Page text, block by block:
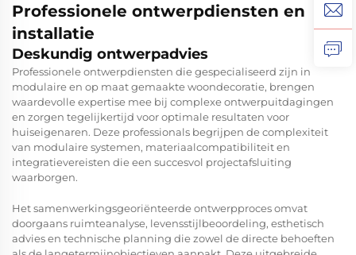
Professionele ontwerpdiensten en
installatie
Deskundig ontwerpadvies
Professionele ontwerpdiensten die gespecialiseerd zijn in
modulaire en op maat gemaakte woondecoratie, brengen
waardevolle expertise mee bij complexe ontwerpuitdagingen
en zorgen tegelijkertijd voor optimale resultaten voor
huiseigenaren. Deze professionals begrijpen de complexiteit
van modulaire systemen, materiaalcompatibiliteit en
integratievereisten die een succesvol projectafsluiting
waarborgen.
Het samenwerkingsgeoriënteerde ontwerpproces omvat
doorgaans ruimteanalyse, levensstijlbeoordeling, esthetisch
advies en technische planning die zowel de directe behoeften